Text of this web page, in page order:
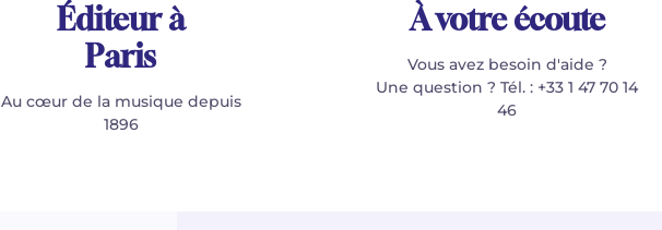
Éditeur à
Paris
Au cœur de la musique depuis
1896
À votre écoute
Vous avez besoin d'aide ?
Une question ? Tél. : +33 1 47 70 14
46